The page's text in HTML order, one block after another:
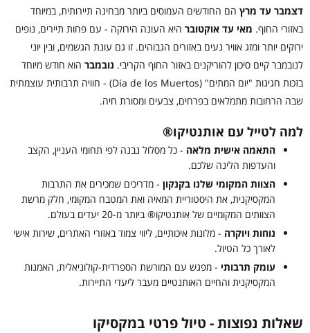
דצמבר עד מרץ הם החודשים העמוסים ביותר מבחינה תיירותית, במיוחד
באזורי החוף. מאי עד אוקטובר היא העונה הירוקה - עם פחות תיירים, נופים
ירוקים יותר ומזג אוויר נעים באזורים הגבוהים. זו גם עונת הגשמים, ובין יוני
לנובמבר קיים סיכון להוריקנים באזור החוף הקריבי. נובמבר הוא חודש מיוחד
בזכות חגיגות "יום המתים" (Día de los Muertos) - חוויה תרבותית עוצמתית
שבה הרחובות מתמלאים בפרחים, צבעים ומסורת חיה.
למה לטייל עם אותנטיקו®
התאמה אישית מלאה - כל מסלול נבנה לפי תחומי העניין, הקצב
והעדפות הלינה שלכם.
הצוות המקומי שלנו בקנקון - מדריכים שמכירים את התרבות
המקסיקנית, את היסטוריית המאיה ואת המטבח המקומי, חלק מרשת
הצוותים המקומיים של אותנטיקו® ביותר מ-20 יעדים בעולם.
נוחות ויוקרה - מלונות איכותיים, ליווי צמוד באזורי האתרים, שירות אישי
לאורך כל הטיול.
עומק תרבותי - מפגש עם המורשת הספרדית-קולוניאלית, האמנות
המקסיקנית והחיים האותנטיים מעבר ליעדי התיירות.
שאלות נפוצות - טיול פרטי במקסיקו